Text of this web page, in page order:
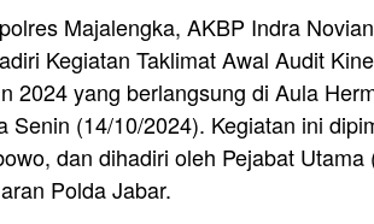
Majalengka, AKBP Indra
Kegiatan Taklimat Awal Audit
2024 yang berlangsung di Aula
Senin (14/10/2024). Kegiatan ini
dan dihadiri oleh Pejabat Utama
Polda Jabar.